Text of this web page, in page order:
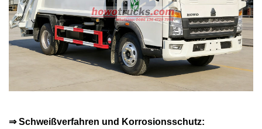
⇒ Schweißverfahren und Korrosionsschutz: